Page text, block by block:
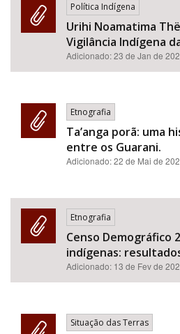
Política Indígena
Urihi Noamatima
Vigilância Indígena
Adicionado:23 de Jan de
Etnografia
Ta’anga porã: uma
entre os Guarani.
Adicionado:22 de Mai de
Etnografia
Censo Demográfico
indígenas:
Adicionado: 13 de Fev de
Situação das Terras